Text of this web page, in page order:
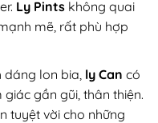
Ly Pintskhông quai
mẽ, rất phù hợp
dáng lon bia, ly Can có
gần gũi, thân thiện.
tuyệt vời cho những